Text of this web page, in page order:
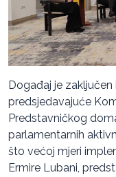
Događaj je
predsjedavajuće
Predstavničkog
parlamentarnih
što većoj mjeri
Ermire Lubani,